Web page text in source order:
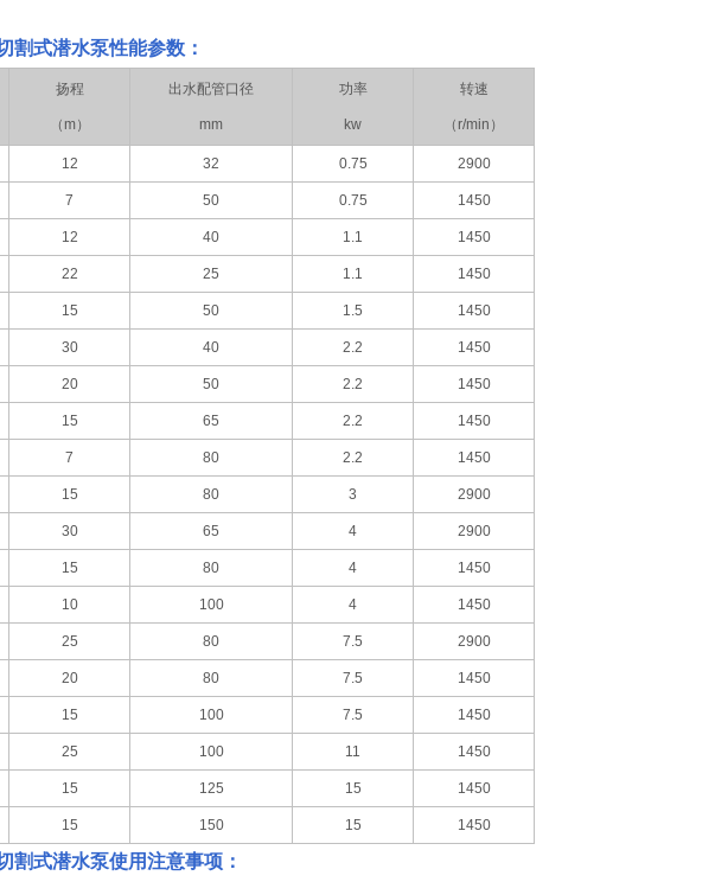
割式潜水泵性能参数：
扬程
（ m）
出水配管口径
mm
功率
kw
转速
（r/min ）
12 32 0.75 2900
7 50 0.75 1450
12 40 1.1 1450
22 25 1.1 1450
15 50 1.5 1450
30 40 2.2 1450
20 50 2.2 1450
15 65 2.2 1450
7 80 2.2 1450
15 80 3 2900
30 65 4 2900
15 80 4 1450
10 100 4 1450
25 80 7.5 2900
20 80 7.5 1450
15 100 7.5 1450
25 100 11 1450
15 125 15 1450
15 150 15 1450
割式潜水泵使用注意事项：